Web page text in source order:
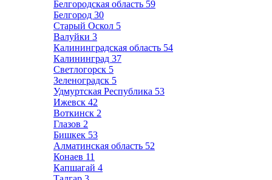
Белгородская область 59
Белгород 30
Старый Оскол 5
Валуйки 3
Калининградская область 54
Калининград 37
Светлогорск 5
Зеленоградск 5
Удмуртская Республика 53
Ижевск 42
Воткинск 2
Глазов 2
Бишкек 53
Алматинская область 52
Конаев 11
Капшагай 4